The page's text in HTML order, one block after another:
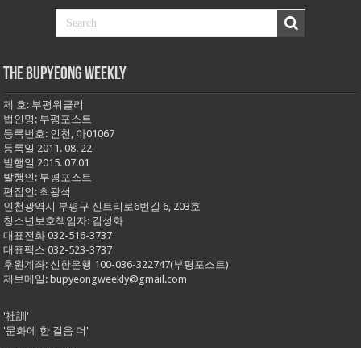
THE BUPYEONG WEEKLY
제 호: 부평위클리
법인명: 부평포스트
등록번호: 인천, 아01067
등록일 2011. 08. 22
발행일 2015. 07.01
발행인: 부평포스트
편집인: 최광석
인천광역시 부평구 신트리로6번길 6, 203호
청소년보호책임자: 김성화
대표전화 032-516-3737
대표팩스 032-523-3737
후원계좌: 신한은행 100-036-322747(부평포스트)
제보메일: bupyeongweekly@gmail.com
'社訓'
'문화에 한 걸음 더'